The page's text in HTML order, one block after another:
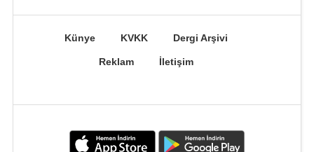
Künye KVKK Dergi Arşivi
Reklam İletişim